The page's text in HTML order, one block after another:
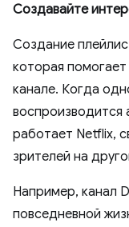
Создавайте
Создание
которая
канале. Когда
воспроизводится
работает Netflix,
зрителей на
Например, канал
повседневной